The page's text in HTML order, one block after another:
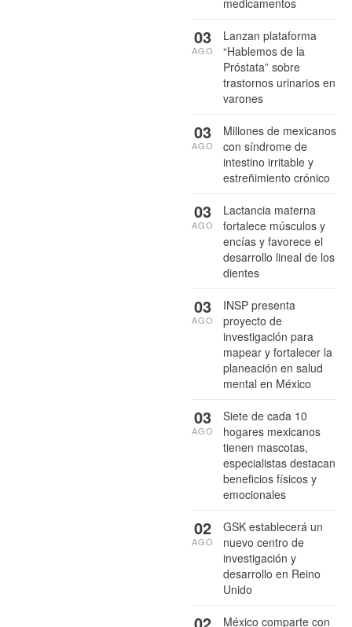
Lanzan plataforma
“Hablemos de la
Próstata” sobre
trastornos urinarios en
varones
03
AGO
Millones de mexicanos
con síndrome de
intestino irritable y
estreñimiento crónico
03
AGO
Lactancia materna
fortalece músculos y
encías y favorece el
desarrollo lineal de los
dientes
03
AGO
INSP presenta
proyecto de
investigación para
mapear y fortalecer la
planeación en salud
mental en México
03
AGO
Siete de cada 10
hogares mexicanos
tienen mascotas,
especialistas destacan
beneficios físicos y
emocionales
03
AGO
GSK establecerá un
nuevo centro de
investigación y
desarrollo en Reino
Unido
02
AGO
México comparte con